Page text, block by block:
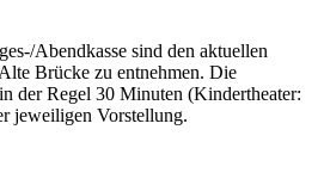
Abendkasse sind den aktuellen
Brücke zu entnehmen. Die
der Regel 30 Minuten (Kindertheater:
jeweiligen Vorstellung.